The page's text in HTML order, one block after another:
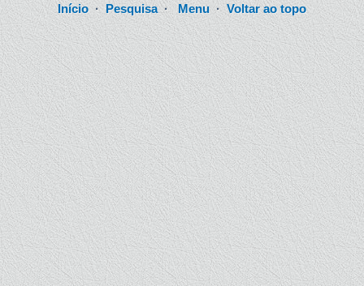
Início ·Pesquisa· Menu ·Voltar ao topo